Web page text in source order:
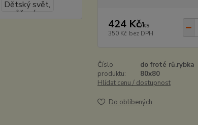
424 Kč/ks
350 Kč bez DPH
Číslo
produktu:
do froté rů.rybka
80x80
Hlídat cenu / dostupnost
Do oblíbených